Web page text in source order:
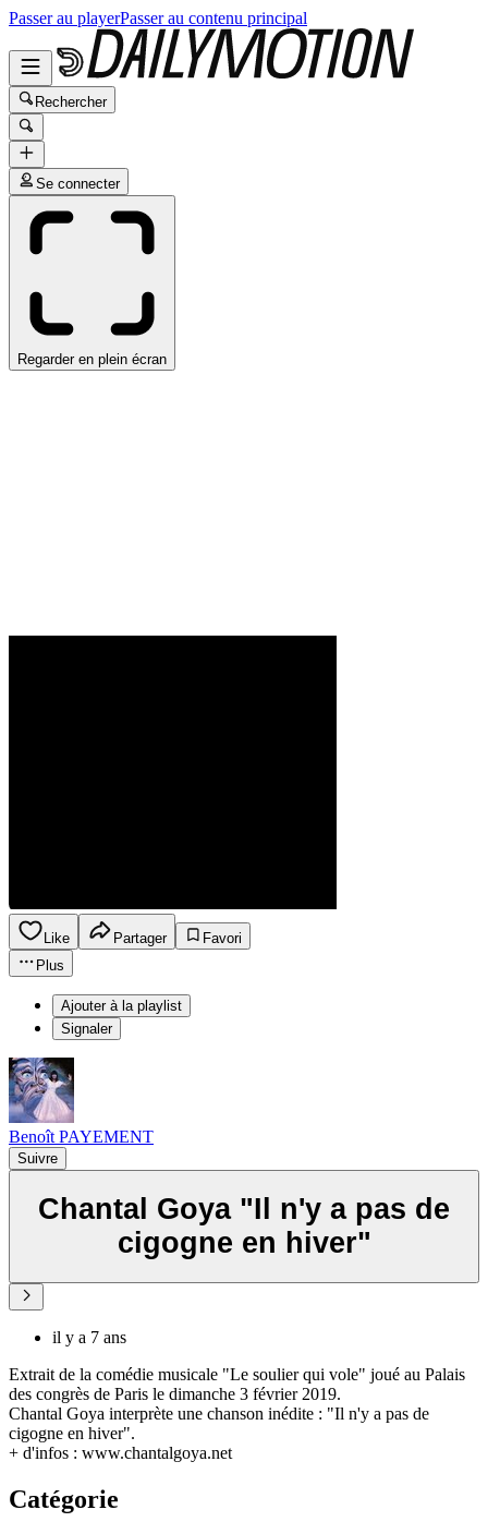
Passer au playerPasser au contenu principal
Rechercher
Se connecter
Regarder en plein écran
Like Partager
Favori
Plus
Ajouter à la playlist
Signaler
Benoît PAYEMENT
Suivre
Chantal Goya "Il n'y a pas de
cigogne en hiver"
il y a 7 ans
Extrait de la comédie musicale "Le soulier qui vole" joué au Palais
des congrès de Paris le dimanche 3 février 2019.
Chantal Goya interprète une chanson inédite : "Il n'y a pas de
cigogne en hiver".
+ d'infos : www.chantalgoya.net
Catégorie